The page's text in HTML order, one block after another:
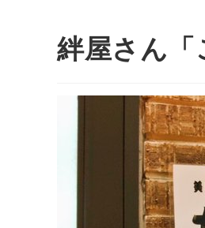
絆屋さん